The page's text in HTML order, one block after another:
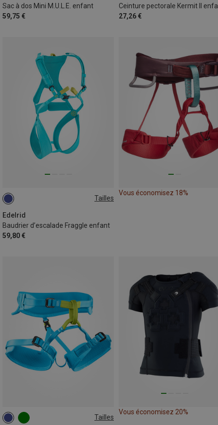
Sac à dos Mini M.U.L.E. enfant
59,75 €
Ceinture pectorale Kermit II
27,26 €
Tailles
Edelrid
Baudrier d’escalade Fraggle enfant
59,80 €
XS | 50-60CM XXS | 45-55CM
Vous économisez 18%
Tailles
XS | 50-70CM XXS | 40-60CM
Vous économisez 20%